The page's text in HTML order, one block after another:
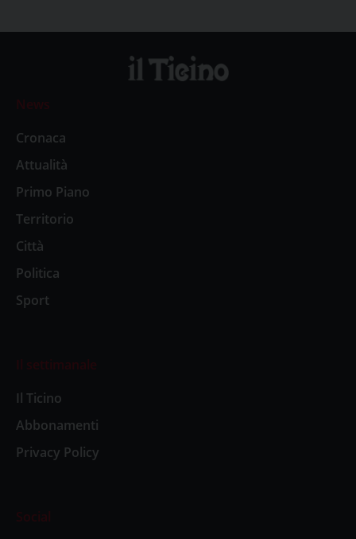
News
Cronaca
Attualità
Primo Piano
Territorio
Città
Politica
Sport
Il settimanale
Il Ticino
Abbonamenti
Privacy Policy
Social